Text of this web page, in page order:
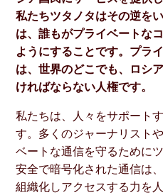
私たちツタノタはその逆を
は、誰もがプライベートな
ようにすることです。プラ
は、世界のどこでも、ロシ
ければならない人権です。
私たちは、人々をサポート
す。多くのジャーナリスト
ベートな通信を守るために
安全で暗号化された通信は
組織化しアクセスする力を